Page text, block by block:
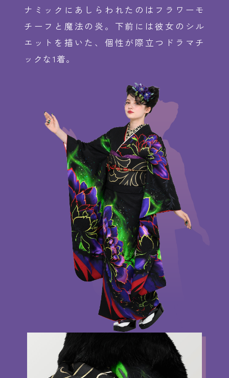
ナミックにあしらわれたのはフラワーモ
チーフと魔法の炎。下前には彼女のシル
エットを描いた、個性が際立つドラマチ
ックな1着。